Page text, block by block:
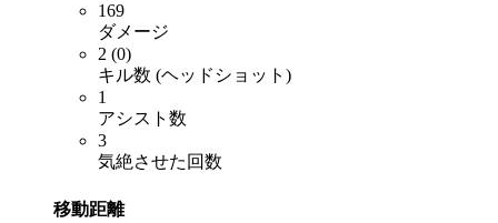
169
ダメージ
2 (0)
キル数 (ヘッドショット)
1
アシスト数
3
気絶させた回数
移動距離